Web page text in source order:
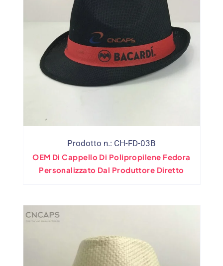
Prodotto n.: CH-FD-03B
OEM Di Cappello Di Polipropilene Fedora
Personalizzato Dal Produttore Diretto